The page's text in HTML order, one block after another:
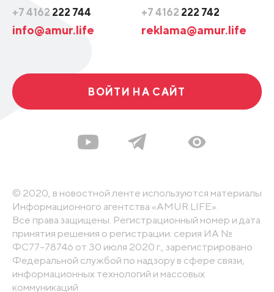
+7 4162 222 744
info@amur.life
+7 4162 222 742
reklama@amur.life
ВОЙТИ НА САЙТ
© 2020, в новостной ленте используются материалы
Информационного агентства «AMUR.LIFE».
Все права защищены. Регистрационный номер и дата
принятия решения о регистрации: серия ИА №
ФС77-78746 от 30 июля 2020 г., зарегистрировано
Федеральной службой по надзору в сфере связи,
информационных технологий и массовых
коммуникаций